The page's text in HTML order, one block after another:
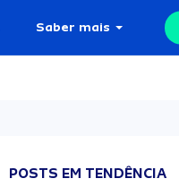
Saber mais
POSTS EM TENDÊNCIA